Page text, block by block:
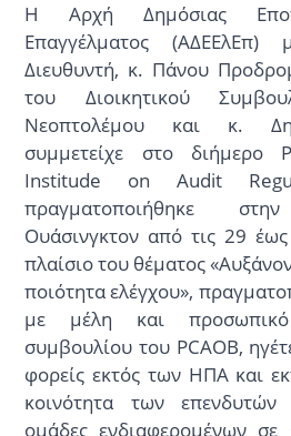
Η Αρχή Δημόσιας
Επαγγέλματος (ΑΔΕΕλΕπ)
Διευθυντή, κ. Πάνου
του Διοικητικού
Νεοπτολέμου και κ.
συμμετείχε στο διήμερο
Institude on Audit
πραγματοποιήθηκε
Ουάσινγκτον από τις 29
πλαίσιο του θέματος
ποιότητα ελέγχου»,
με μέλη και προσωπικό
συμβουλίου του PCAOB,
φορείς εκτός των ΗΠΑ και
κοινότητα των επενδυτών
ομάδες ενδιαφερομένων σε